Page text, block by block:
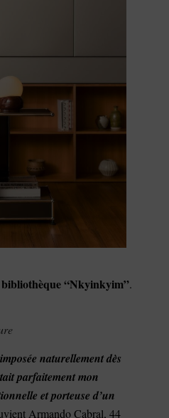
bibliothèque “Nkyinkyim”.
naturellement dès
parfaitement mon
et porteuse d’un
Armando Cabral, 44